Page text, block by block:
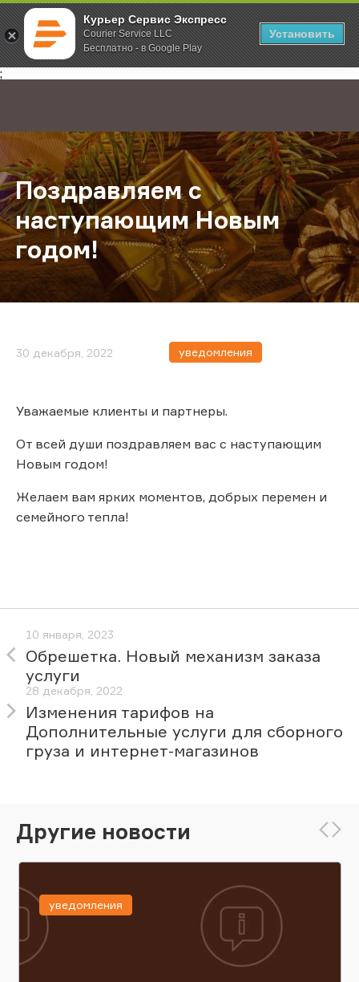
Курьер Сервис Экспресс
Courier Service LLC
Бесплатно - в Google Play
Установить
;
Главная О компании Новости Поздравляем с наступающим
Поздравляем с
наступающим Новым
годом!
30 декабря, 2022 уведомления
Уважаемые клиенты и партнеры.
От всей души поздравляем вас с наступающим
Новым годом!
Желаем вам ярких моментов, добрых перемен и
семейного тепла!
10 января, 2023
Обрешетка. Новый механизм заказа
услуги
28 декабря, 2022
Изменения тарифов на
Дополнительные услуги для сборного
груза и интернет-магазинов
Другие новости
уведомления